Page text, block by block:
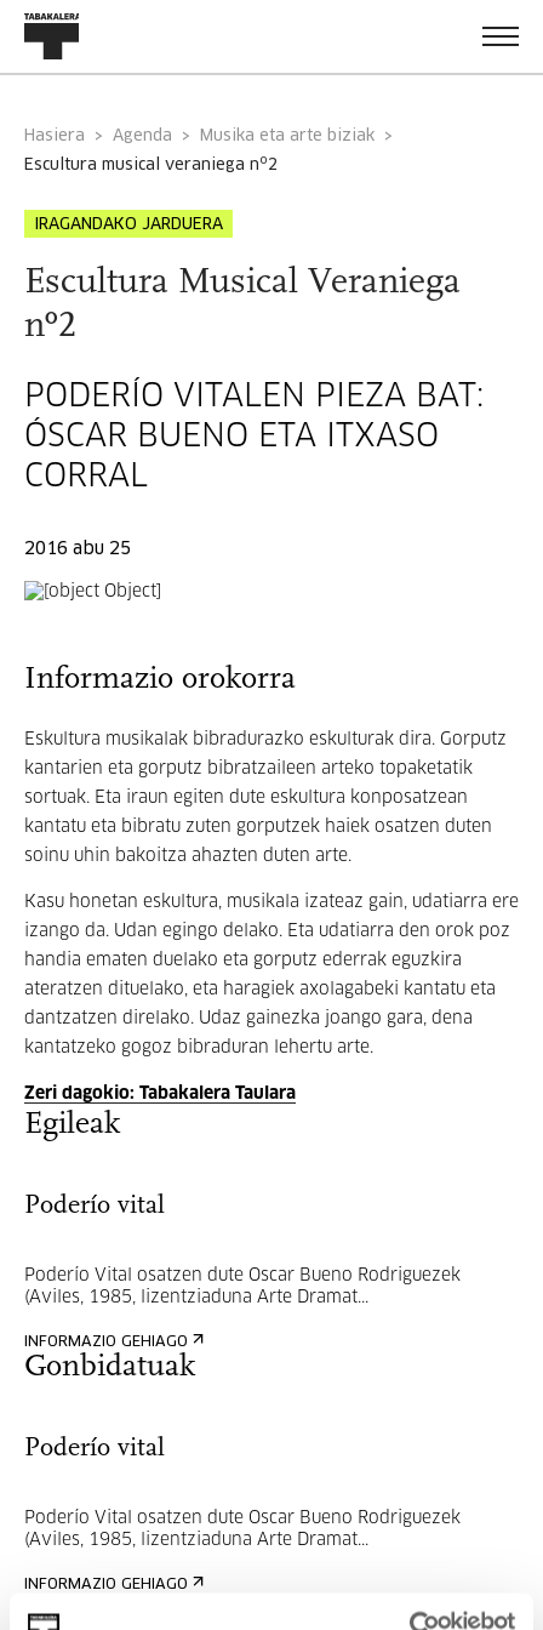
Hasiera Agenda
Musika eta arte biziak
escultura musical veraniega nº2
IRAGANDAKO JARDUERA
Escultura Musical Veraniega
nº2
PODERÍO VITALEN PIEZA BAT:
ÓSCAR BUENO ETA ITXASO
CORRAL
2016 abu 25
Informazio orokorra
Eskultura musikalak bibradurazko eskulturak dira. Gorputz
kantarien eta gorputz bibratzaileen arteko topaketatik
sortuak. Eta iraun egiten dute eskultura konposatzean
kantatu eta bibratu zuten gorputzek haiek osatzen duten
soinu uhin bakoitza ahazten duten arte.
Kasu honetan eskultura, musikala izateaz gain, udatiarra ere
izango da. Udan egingo delako. Eta udatiarra den orok poz
handia ematen duelako eta gorputz ederrak eguzkira
ateratzen dituelako, eta haragiek axolagabeki kantatu eta
dantzatzen direlako. Udaz gainezka joango gara, dena
kantatzeko gogoz bibraduran lehertu arte.
Zeri dagokio: Tabakalera Taulara
Egileak
Poderío vital
Poderío Vital osatzen dute Oscar Bueno Rodriguezek
(Aviles, 1985, lizentziaduna Arte Dramat...
INFORMAZIO GEHIAGO
Gonbidatuak
Poderío vital
Poderío Vital osatzen dute Oscar Bueno Rodriguezek
(Aviles, 1985, lizentziaduna Arte Dramat...
INFORMAZIO GEHIAGO